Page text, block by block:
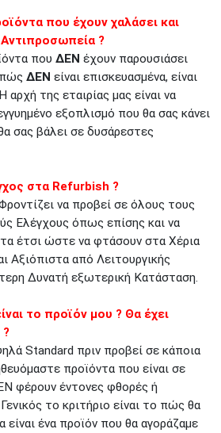
που έχουν χαλάσει και
?
που ΔΕΝ έχουν παρουσιάσει
ΔΕΝ είναι επισκευασμένα, είναι
της εταιρίας μας είναι να
εξοπλισμό που θα σας κάνει
σας βάλει σε δυσάρεστες
στα Refurbish ?
να προβεί σε όλους τους
Ελέγχους όπως επίσης και να
έτσι ώστε να φτάσουν στα Χέρια
Αξιόπιστα από Λειτουργικής
Δυνατή εξωτερική Κατάσταση.
το προϊόν μου ? Θα έχει
?
Standard πριν προβεί σε κάποια
προϊόντα που είναι σε
φέρουν έντονες φθορές ή
το κριτήριο είναι το πώς θα
είναι ένα προϊόν που θα αγοράζαμε